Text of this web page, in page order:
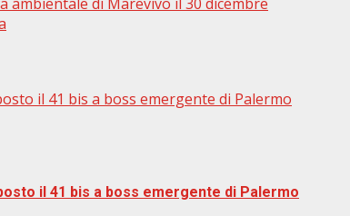
il 41 bis a boss emergente di Palermo
il 41 bis a boss emergente di Palermo